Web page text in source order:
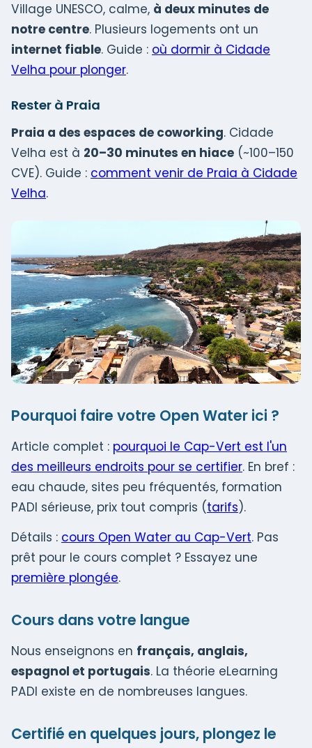
Village UNESCO, calme, à deux minutes de
notre centre. Plusieurs logements ont un
internet fiable. Guide : où dormir à Cidade
Velha pour plonger.
Rester à Praia
Praia a des espaces de coworking. Cidade
Velha est à 20–30 minutes en hiace (~100–150
CVE). Guide : comment venir de Praia à Cidade
Velha.
Pourquoi faire votre Open Water ici ?
Article complet : pourquoi le Cap-Vert est l'un
des meilleurs endroits pour se certifier. En bref :
eau chaude, sites peu fréquentés, formation
PADI sérieuse, prix tout compris (tarifs).
Détails : cours Open Water au Cap-Vert. Pas
prêt pour le cours complet ? Essayez une
première plongée.
Cours dans votre langue
Nous enseignons en français, anglais,
espagnol et portugais. La théorie eLearning
PADI existe en de nombreuses langues.
Certifié en quelques jours, plongez le